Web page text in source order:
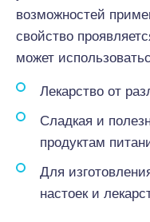
возможностей
свойство
может
Лекарство от
Сладкая и
продуктам
Для
настоек и